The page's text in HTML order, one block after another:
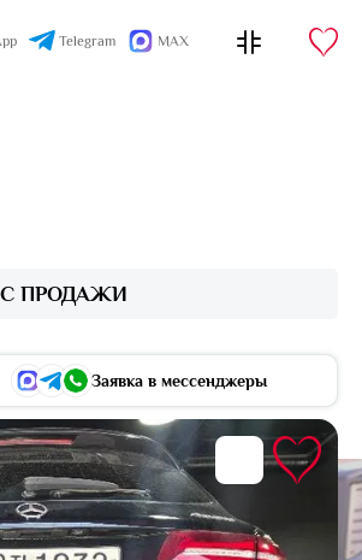
Telegram MAX
ПРОДАЖИ
Заявка в мессенджеры